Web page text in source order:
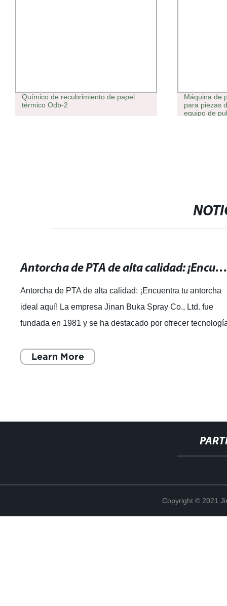
Químico de recubrimiento de papel
térmico Odb-2
Máquina de
para piezas
equipo de
Antorcha de PTA de alta calidad: ¡Encuentra tu
Antorcha de PTA de alta calidad: ¡Encuentra tu antorcha
ideal aquí! La empresa Jinan Buka Spray Co., Ltd. fue
fundada en 1981 y se ha destacado por ofrecer
Learn More
Copyright © 2021